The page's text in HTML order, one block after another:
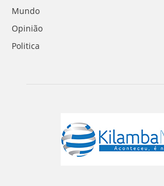
Mundo
Opinião
Politica